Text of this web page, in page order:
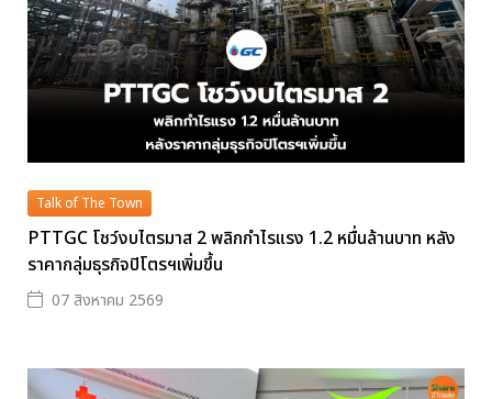
Talk of The Town
PTTGC โชว์งบไตรมาส 2 พลิกกำไรแรง 1.2 หมื่นล้านบาท หลัง
ราคากลุ่มธุรกิจปิโตรฯเพิ่มขึ้น
07 สิงหาคม 2569